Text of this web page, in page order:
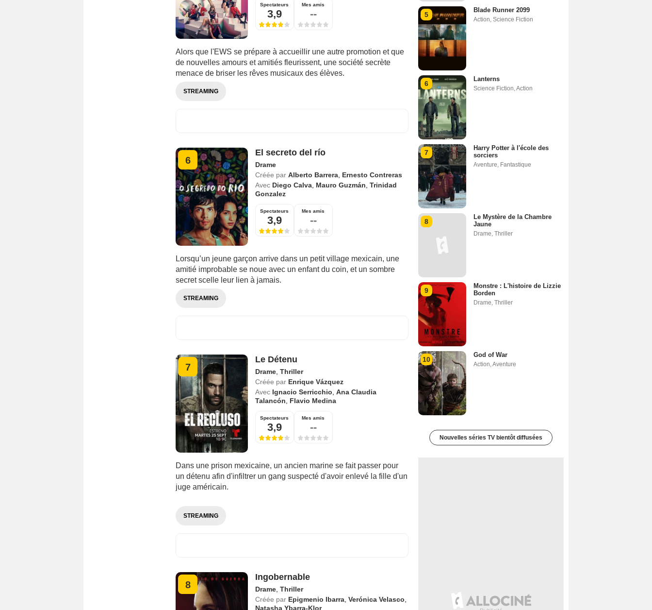
Spectateurs
3,9
Mes amis
--
Alors que l'EWS se prépare à accueillir une autre promotion et que
de nouvelles amours et amitiés fleurissent, une société secrète
menace de briser les rêves musicaux des élèves.
STREAMING
6
El secreto del río
Drame
Créée par Alberto Barrera, Ernesto Contreras
Avec Diego Calva, Mauro Guzmán, Trinidad
Gonzalez
Spectateurs
3,9
Mes amis
--
Lorsqu’un jeune garçon arrive dans un petit village mexicain, une
amitié improbable se noue avec un enfant du coin, et un sombre
secret scelle leur lien à jamais.
STREAMING
7
Le Détenu
Drame, Thriller
Créée par Enrique Vázquez
Avec Ignacio Serricchio Ana Claudia
Talancón
Flavio Medina
Spectateurs
3,9
Mes amis
--
Dans une prison mexicaine, un ancien marine se fait passer pour
un détenu afin d'infiltrer un gang suspecté d'avoir enlevé la fille d'un
juge américain.
STREAMING
8
Ingobernable
Drame, Thriller
Créée par Epigmenio Ibarra, Verónica Velasco
Natasha Ybarra-Klor
5
Blade Runner 2099
Action, Science Fiction
6
Lanterns
Science Fiction,Action
7
Harry Potter à l'école des
sorciers
Aventure, Fantastique
8
Le Mystère de la Chambre
Jaune
Drame, Thriller
9
Monstre : L'histoire de Lizzie
Borden
Drame, Thriller
10
God of War
Action,Aventure
Nouvelles séries TV bientôt diffusées